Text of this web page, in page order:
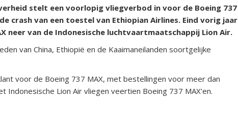
stelt een voorlopig vliegverbod in voor de Boeing 737
crash van een toestel van Ethiopian Airlines. Eind vorig jaar
neer van de Indonesische luchtvaartmaatschappij Lion Air.
van China, Ethiopië en de Kaaimaneilanden soortgelijke
voor de Boeing 737 MAX, met bestellingen voor meer dan
Indonesische Lion Air vliegen veertien Boeing 737 MAX’en.